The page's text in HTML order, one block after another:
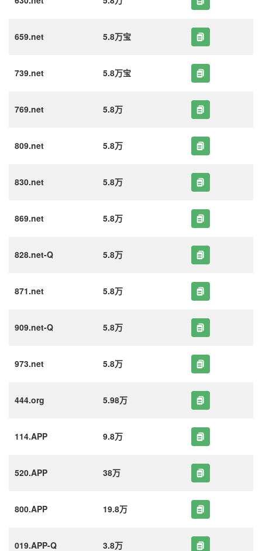
659.net 5.8万宝
739.net 5.8万宝
769.net 5.8万
809.net 5.8万
830.net 5.8万
869.net 5.8万
828.net-Q 5.8万
871.net 5.8万
909.net-Q 5.8万
973.net 5.8万
444.org 5.98万
114.APP 9.8万
520.APP 38万
800.APP 19.8万
019.APP-Q 3.8万